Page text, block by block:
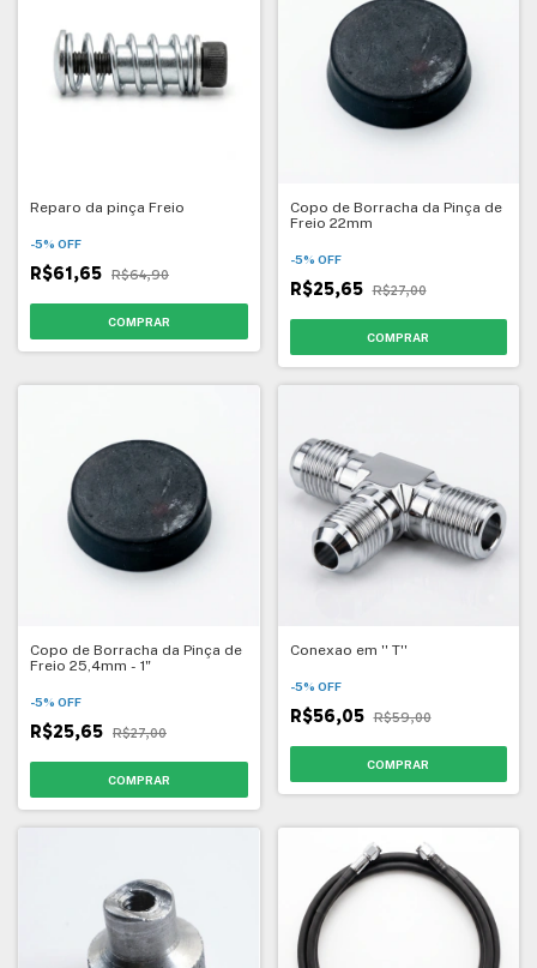
Reparo da pinça Freio
-5% OFF
R$61,65 R$64,90
Copo de Borracha da Pinça de
Freio 22mm
-5% OFF
R$25,65 R$27,00
Copo de Borracha da Pinça de
Freio 25,4mm - 1"
-5% OFF
R$25,65 R$27,00
Conexao em '' T''
-5% OFF
R$56,05 R$59,00